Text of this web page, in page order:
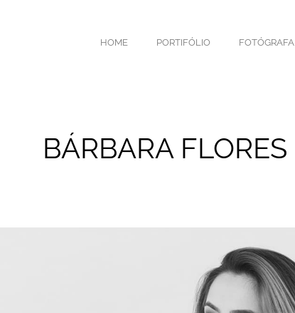
HOME PORTIFÓLIO FOTÓGRAFA
BÁRBARA FLORES